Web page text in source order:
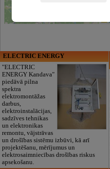
ELECTRIC ENERGY
"ELECTRIC
ENERGY Kandava"
piedāvā pilna
spektra
elektromontāžas
darbus,
elektroinstalācijas,
sadzīves tehnikas
un elektronikas
remontu, vājstrāvas
un drošības sistēmu izbūvi, kā arī
projektēšanu, mērījumus un
elektrosaimniecības drošības riskus
apsekošanu.